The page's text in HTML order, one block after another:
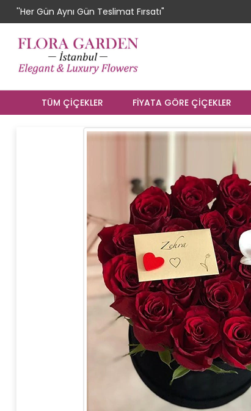
''Her Gün Aynı Gün Teslimat Fırsatı"
TÜM ÇIÇEKLER FIYATA GÖRE ÇIÇEKLER